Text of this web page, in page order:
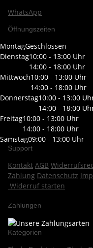
WhatsApp
Öffnungszeiten
MontagGeschlossen
Dienstag10:00 - 13:00 Uhr
14:00 - 18:00 Uhr
Mittwoch10:00 - 13:00 Uhr
14:00 - 18:00 Uhr
Donnerstag10:00 - 13:00
14:00 - 18:00
Freitag10:00 - 13:00 Uhr
14:00 - 18:00 Uhr
Samstag09:00 - 13:00 Uhr
Support
Kontakt AGB
Zahlung Datenschutz
Widerruf starten
Zahlungen
Kategorien